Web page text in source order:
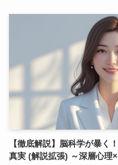
【徹底解説】脳科学が暴く
真実 (解説拡張) ～深層心理